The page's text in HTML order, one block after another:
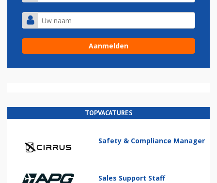
TOPVACATURES
Safety & Compliance Manager
Sales Support Staff